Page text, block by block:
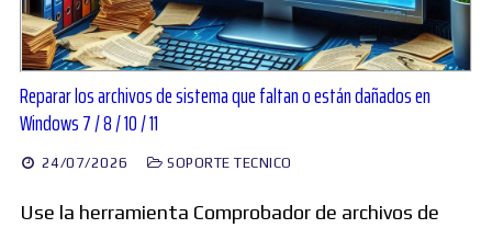
Reparar los archivos de sistema que faltan o están dañados en
Windows 7 / 8 / 10 / 11
24/07/2026 SOPORTE TECNICO
Use la herramienta Comprobador de archivos de